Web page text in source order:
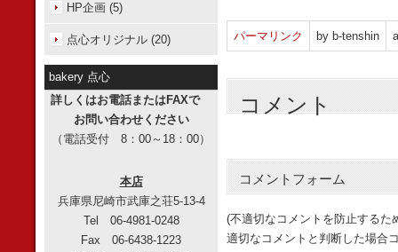
パーマリンク by b-tenshin
コメント
コメントフォーム
(不適切なコメントを防止するた
適切なコメントと判断した場合
HP企画 (5)
点心オリジナル (20)
bakery 点心
詳しくはお電話またはFAXで
お問い合わせください
（電話受付 8：00～18：00）
本店
兵庫県尼崎市武庫之荘5-13-4
Tel 06-4981-0248
Fax 06-6438-1223